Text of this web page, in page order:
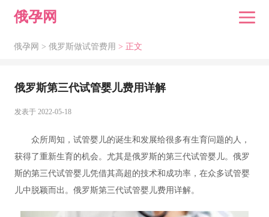
俄孕网
俄孕网 > 俄罗斯做试管费用 > 正文
俄罗斯第三代试管婴儿费用详解
发表于 2022-05-18
众所周知，试管婴儿的诞生和发展给很多有生育问题的人，
获得了重新生育的机会。尤其是俄罗斯的第三代试管婴儿。俄罗
斯的第三代试管婴儿凭借其高超的技术和成功率，在众多试管婴
儿中脱颖而出。俄罗斯第三代试管婴儿费用详解。